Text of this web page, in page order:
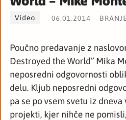
Video 06.01.2014
Poučno predavanje z
Destroyed the World” Mika
neposredni odgovornosti
delu. Kljub neposredni
pa se po vsem svetu iz
projekti, kjer nihče ne